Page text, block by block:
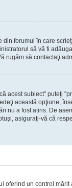
forumul în care
să vă fi
rugăm să contactaţi
acest subiect” puteţi
această opţiune,
nu a fost atins. De
asiguraţi-vă că
oferind un control